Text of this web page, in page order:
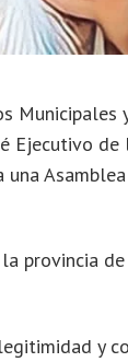
de
provincia
y